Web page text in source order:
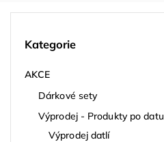
Kategorie
AKCE
Dárkové sety
Výprodej - Produkty po datu
Výprodej datlí